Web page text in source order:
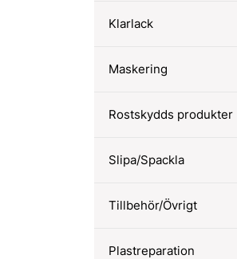
Klarlack
Maskering
Rostskydds produkter
Slipa/Spackla
Tillbehör/Övrigt
Plastreparation